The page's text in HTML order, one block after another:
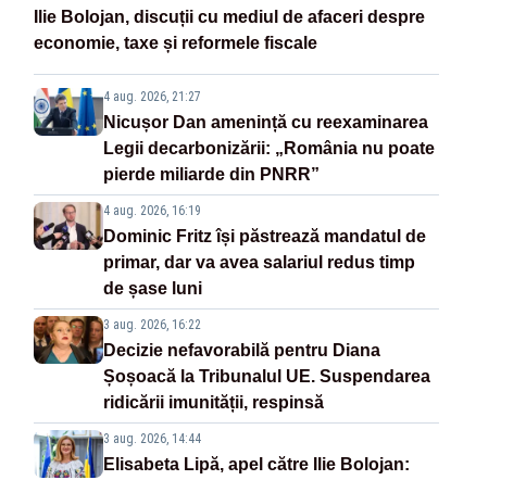
Ilie Bolojan, discuții cu mediul de afaceri despre
economie, taxe și reformele fiscale
4 aug. 2026, 21:27
Nicușor Dan amenință cu reexaminarea
Legii decarbonizării: „România nu poate
pierde miliarde din PNRR”
4 aug. 2026, 16:19
Dominic Fritz își păstrează mandatul de
primar, dar va avea salariul redus timp
de șase luni
3 aug. 2026, 16:22
Decizie nefavorabilă pentru Diana
Șoșoacă la Tribunalul UE. Suspendarea
ridicării imunității, respinsă
3 aug. 2026, 14:44
Elisabeta Lipă, apel către Ilie Bolojan: